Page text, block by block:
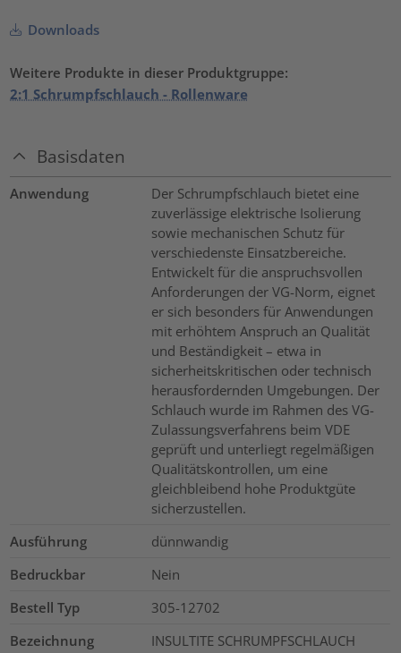
Downloads
Weitere Produkte in dieser Produktgruppe:
2:1 Schrumpfschlauch - Rollenware
Basisdaten
Anwendung
Der Schrumpfschlauch bietet eine
zuverlässige elektrische Isolierung
sowie mechanischen Schutz für
verschiedenste Einsatzbereiche.
Entwickelt für die anspruchsvollen
Anforderungen der VG-Norm, eignet
er sich besonders für Anwendungen
mit erhöhtem Anspruch an Qualität
und Beständigkeit – etwa in
sicherheitskritischen oder technisch
herausfordernden Umgebungen. Der
Schlauch wurde im Rahmen des VG-
Zulassungsverfahrens beim VDE
geprüft und unterliegt regelmäßigen
Qualitätskontrollen, um eine
gleichbleibend hohe Produktgüte
sicherzustellen.
Ausführung
dünnwandig
Bedruckbar
Nein
Bestell Typ
305-12702
Bezeichnung
INSULTITE SCHRUMPFSCHLAUCH